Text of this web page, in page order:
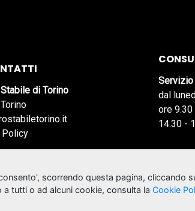
di Torino
Policy
Servizio
dal
ore
14.30 -
scorrendo questa pagina, cliccando
tutti o ad alcuni cookie, consulta la Cookie